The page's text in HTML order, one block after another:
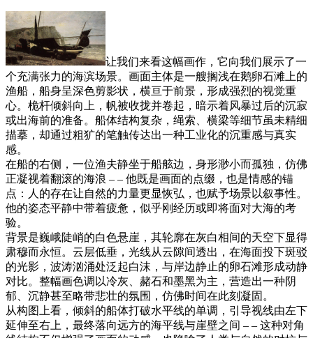
让我们来看这幅画作，它向我们展示了一
个充满张力的海滨场景。画面主体是一艘搁浅在鹅卵石滩上的
渔船，船身呈深色剪影状，横亘于前景，形成强烈的视觉重
心。桅杆倾斜向上，帆被收拢并卷起，暗示着风暴过后的沉寂
或出海前的准备。船体结构复杂，绳索、横梁等细节虽未精细
描摹，却通过粗犷的笔触传达出一种工业化的沉重感与真实
感。
在船的右侧，一位渔夫静坐于船舷边，身形渺小而孤独，仿佛
正凝视着翻滚的海浪 – – 他既是画面的点缀，也是情感的锚
点：人的存在让自然的力量更显恢弘，也赋予场景以叙事性。
他的姿态平静中带着疲惫，似乎刚经历或即将面对大海的考
验。
背景是巍峨陡峭的白色悬崖，其轮廓在灰白相间的天空下显得
肃穆而永恒。云层低垂，光线从云隙间透出，在海面投下斑驳
的光影，波涛汹涌处泛起白沫，与岸边静止的卵石滩形成动静
对比。整幅画色调以冷灰、赭石和墨黑为主，营造出一种阴
郁、沉静甚至略带悲壮的氛围，仿佛时间在此刻凝固。
从构图上看，倾斜的船体打破水平线的单调，引导视线由左下
延伸至右上，最终落向远方的海平线与崖壁之间 – – 这种对角